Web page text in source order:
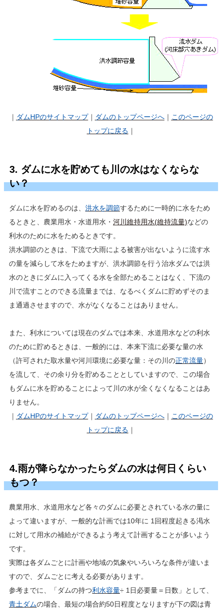
｜ ダムHPのサイトマップ｜ ダムのトップページへ｜ このページの
トップに戻る ｜
3. ダムに水を貯めても川の水はなくならな
い？
ダムに水を貯めるのは、 洪水を調節するために一時的に水をため
るときと、農業用水・水道用水・ 河川維持用水(維持流量)などの
利水のために水をためるときです。
洪水調節のときは、下流で大雨による被害が出ないように流す水
の量を減らして水をためますが、洪水調節を行う治水ダムでは洪
水のときにダムに入ってくる水を全部ためることはなく、下流の
川で流すことのできる流量までは、なるべくダムに貯めずそのま
ま通過させますので、水がなくなることはありません。
また、利水については現在のダムでは本来、水道用水などの利水
のために貯めるときは、一般的には、本来下流に必要な量の水
（許可された取水量や河川環境に必要な量：その川の正常流量）
を流して、その余り分を貯めることとしていますので、この場合
もダムに水を貯めることによって川の水が全くなくなることはあ
りません。
｜ ダムHPのサイトマップ｜ ダムのトップページへ｜ このページの
トップに戻る ｜
4.雨が降らなかったらダムの水は何日くらい
もつ？
農業用水、水道用水など各々のダムに必要とされている水の量に
よって違いますが、一般的な計画では10年に 1回程度起きる渇水
に対して用水の補給ができるよう考えて計画することが多いよう
です。
実際は各ダムごとに計画や地域の気象やいろいろな条件が違いま
すので、ダムごとに考える必要があります。
参考までに、「ダムの持つ利水容量÷ 1日必要量＝日数」として、
青土ダムの場合、最短の場合約50日程度となりますが下の図は青